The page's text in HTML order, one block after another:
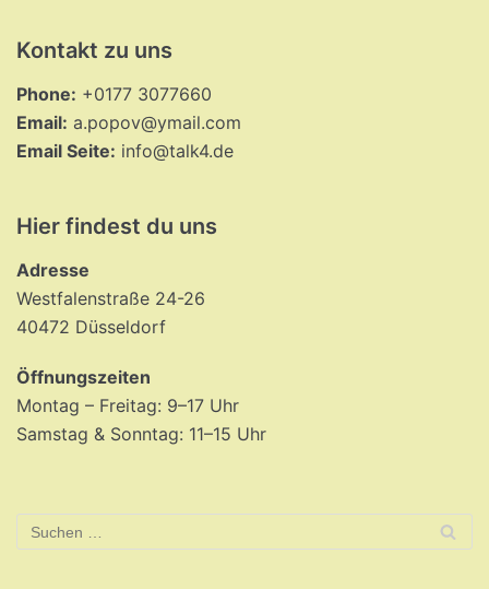
Kontakt zu uns
Phone: +0177 3077660
Email: a.popov@ymail.com
Email Seite: info@talk4.de
Hier findest du uns
Adresse
Westfalenstraße 24-26
40472 Düsseldorf
Öffnungszeiten
Montag – Freitag: 9–17 Uhr
Samstag & Sonntag: 11–15 Uhr